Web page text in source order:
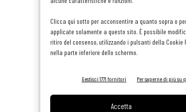
Clicca qui sotto per acconsentire a quanto sopra o
applicate solamente a questo sito. È possibile
ritiro del consenso, utilizzando i pulsanti della
nella parte inferiore dello schermo.
Gestisci 1771 fornitori Per saperne di più su
Accetta